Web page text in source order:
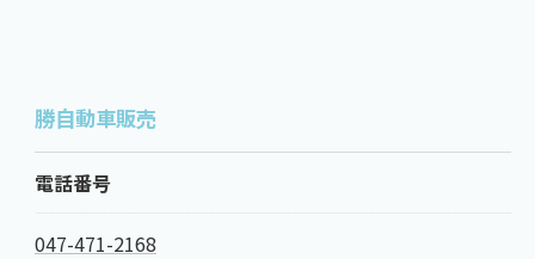
勝自動車販売
電話番号
047-471-2168